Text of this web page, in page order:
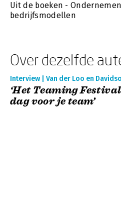
Uit de boeken -
bedrijfsmodellen
Over dezelfde
Interview | Van der Loo en
‘Het Teaming
dag voor je team’